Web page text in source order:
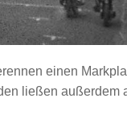
einen
ließen außerdem